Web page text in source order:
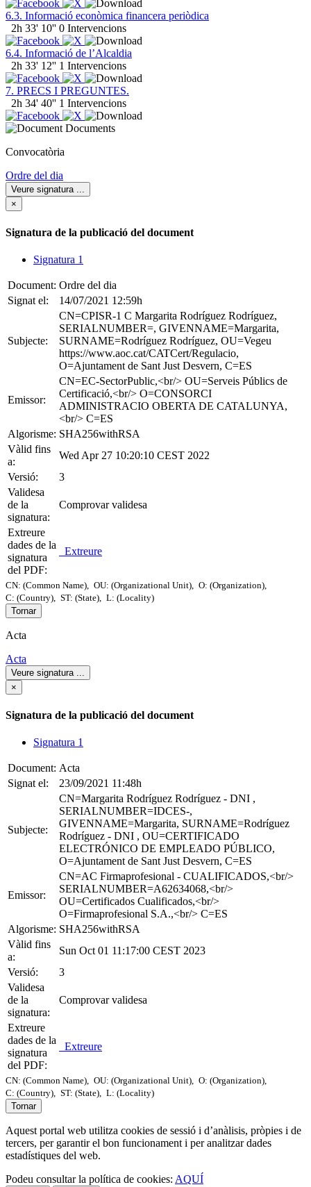
6.3. Informació econòmica financera periòdica
2h 33' 10'' 0 Intervencions
6.4. Informació de l’Alcaldia
2h 33' 12'' 1 Intervencions
7. PRECS I PREGUNTES.
2h 34' 40'' 1 Intervencions
Documents
Convocatòria
Ordre del dia
Veure signatura ...
×
Signatura de la publicació del document
Signatura 1
Document: Ordre del dia
Signat el:
14/07/2021 12:59h
Subjecte:
CN=CPISR-1 C Margarita Rodríguez Rodríguez,
SERIALNUMBER=, GIVENNAME=Margarita,
SURNAME=Rodríguez Rodríguez, OU=Vegeu
https://www.aoc.cat/CATCert/Regulacio,
O=Ajuntament de Sant Just Desvern, C=ES
Emissor:
CN=EC-SectorPublic,<br/> OU=Serveis Públics de
Certificació,<br/> O=CONSORCI
ADMINISTRACIO OBERTA DE CATALUNYA,
<br/> C=ES
Algorisme: SHA256withRSA
Vàlid fins
a:
Wed Apr 27 10:20:10 CEST 2022
Versió:
3
Validesa
de la
signatura:
Comprovar validesa
Extreure
dades de la
signatura
del PDF:
Extreure
CN: (Common Name), OU: (Organizational Unit),
O: (Organization),
C: (Country),
ST: (State),
L: (Locality)
Tornar
Acta
Acta
Veure signatura
×
Signatura de la publicació del document
Signatura 1
Document: Acta
Signat el:
23/09/2021 11:48h
Subjecte:
CN=Margarita Rodríguez Rodríguez - DNI ,
SERIALNUMBER=IDCES-,
GIVENNAME=Margarita, SURNAME=Rodríguez
Rodríguez - DNI , OU=CERTIFICADO
ELECTRÓNICO DE EMPLEADO PÚBLICO,
O=Ajuntament de Sant Just Desvern, C=ES
Emissor:
CN=AC Firmaprofesional - CUALIFICADOS,<br/>
SERIALNUMBER=A62634068,<br/>
OU=Certificados Cualificados,<br/>
O=Firmaprofesional S.A.,<br/> C=ES
Algorisme: SHA256withRSA
Vàlid fins
a:
Sun Oct 01 11:17:00 CEST 2023
Versió:
3
Validesa
de la
signatura:
Comprovar validesa
Extreure
dades de la
signatura
del PDF:
Extreure
CN: (Common Name), OU: (Organizational Unit), O: (Organization),
C: (Country), ST: (State), L: (Locality)
Tornar
Aquest portal web utilitza cookies de sessió i d’anàlisis, pròpies i de
tercers, per garantir el bon funcionament i per analitzar dades
estadístiques del web.
Podeu consultar la política de cookies: AQUÍ